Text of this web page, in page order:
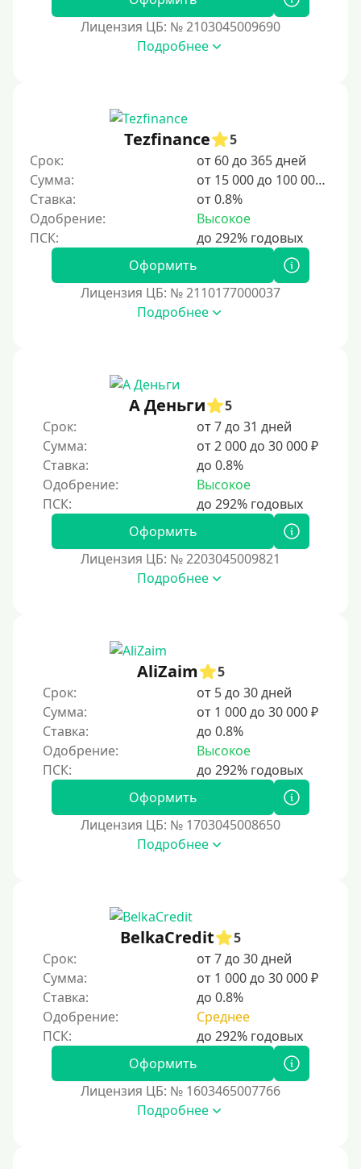
В долг на карту
5 дней
На неделю
10 дней
2 недели
15 дней
30 дней без процентов
60 дней
3 месяца
90 дней
100 дней
5 месяцев
365 дней
2 года
3 года
4 года
Краткосрочные
За 3 минуты
За 5 минут
За 10 минут
За 15 минут
За час
Лицензия ЦБ: № 2103045009690
Подробнее
Tezfinance
5
Срок:
от 60 до 365 дней
Сумма:
от 15 000 до 100 000 ₽
Ставка:
от 0.8%
Одобрение:
Высокое
Оформить
Лицензия ЦБ: № 2110177000037
Подробнее
А Деньги
5
Срок:
от 7 до 31 дней
Сумма:
от 2 000 до 30 000 ₽
Ставка:
до 0.8%
Одобрение:
Высокое
Оформить
Лицензия ЦБ: № 2203045009821
Подробнее
AliZaim
5
Срок:
от 5 до 30 дней
Сумма:
от 1 000 до 30 000 ₽
Ставка:
до 0.8%
Одобрение:
Высокое
Оформить
Лицензия ЦБ: № 1703045008650
Подробнее
BelkaCredit
5
Срок:
от 7 до 30 дней
Сумма:
от 1 000 до 30 000 ₽
Ставка:
до 0.8%
Одобрение:
Среднее
Оформить
Лицензия ЦБ: № 1603465007766
Подробнее